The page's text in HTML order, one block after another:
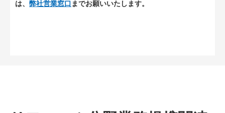
は、 弊社営業窓口 までお願いいたします。